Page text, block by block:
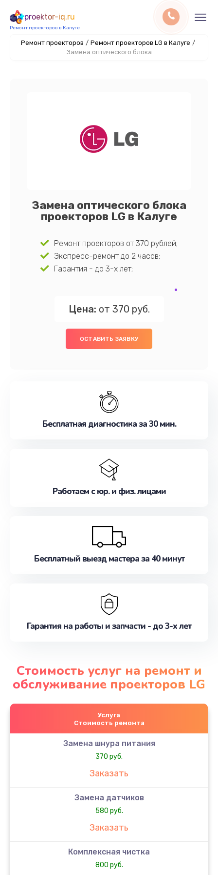
proektor-iq.ru
Ремонт проекторов в Калуге
Ремонт проекторов / Ремонт проекторов LG в Калуге /
Замена оптического блока
Замена оптического блока
проекторов LG в Калуге
Ремонт проекторов от 370 рублей;
Экспресс-ремонт до 2 часов;
Гарантия - до 3-х лет;
Цена: от 370 руб.
ОСТАВИТЬ ЗАЯВКУ
Бесплатная диагностика за 30 мин.
Работаем с юр. и физ. лицами
Бесплатный выезд мастера за 40 минут
Гарантия на работы и запчасти - до 3-х лет
Стоимость услуг на ремонт и
обслуживание проекторов LG
Услуга
Стоимость ремонта
Замена шнура питания
370 руб.
Заказать
Замена датчиков
580 руб.
Заказать
Комплексная чистка
800 руб.